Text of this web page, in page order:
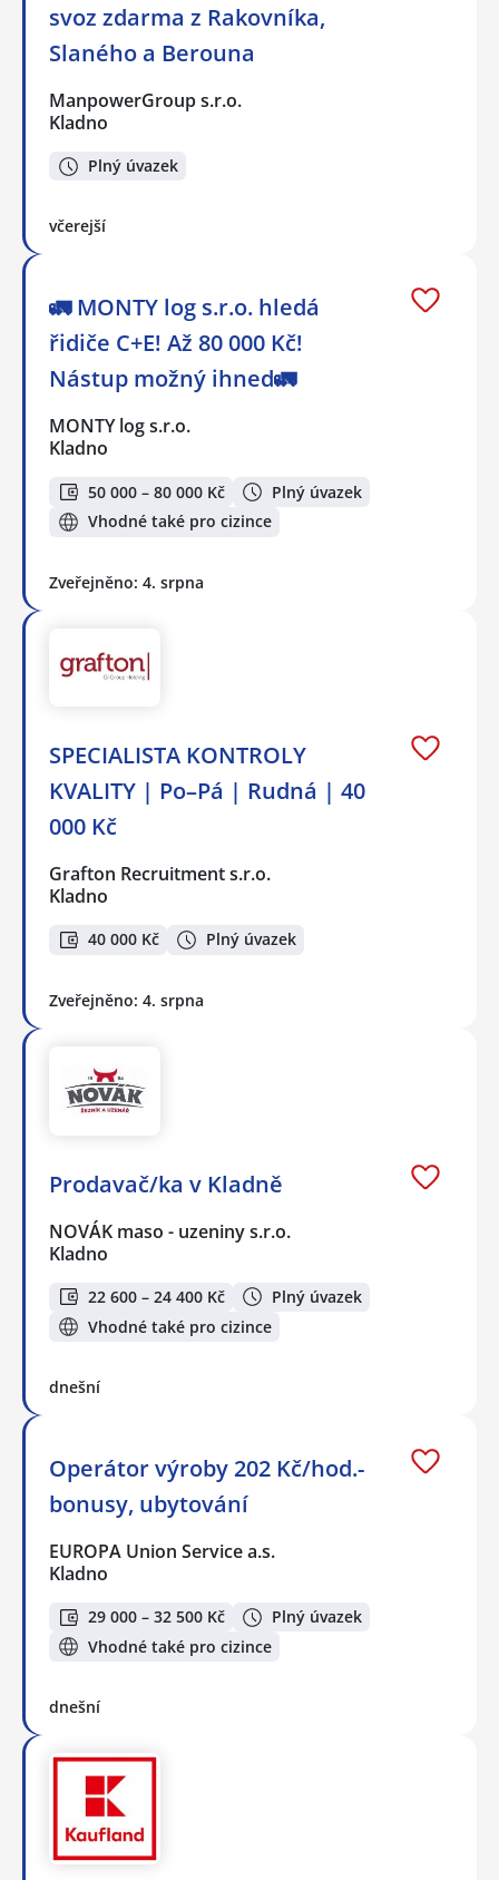
svoz zdarma z Rakovníka,
Slaného a Berouna
ManpowerGroup s.r.o.
Kladno
Plný úvazek
včerejší
🚛 MONTY log s.r.o. hledá
řidiče C+E! Až 80 000 Kč!
Nástup možný ihned🚛
MONTY log s.r.o.
Kladno
50 000 – 80 000 Kč
Plný úvazek
Vhodné také pro cizince
Zveřejněno: 4. srpna
SPECIALISTA KONTROLY
KVALITY | Po–Pá | Rudná | 40
000 Kč
Grafton Recruitment s.r.o.
Kladno
40 000 Kč Plný úvazek
Zveřejněno: 4. srpna
Prodavač/ka v Kladně
NOVÁK maso - uzeniny s.r.o.
Kladno
22 600 – 24 400 Kč
Plný úvazek
Vhodné také pro cizince
dnešní
Operátor výroby 202 Kč/hod.-
bonusy, ubytování
EUROPA Union Service a.s.
Kladno
29 000 – 32 500 Kč
Plný úvazek
Vhodné také pro cizince
dnešní